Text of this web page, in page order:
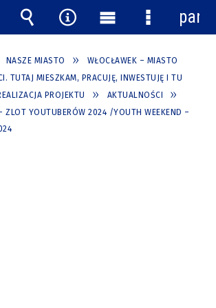
NASZE MIASTO
WŁOCŁAWEK – MIASTO
TUTAJ MIESZKAM, PRACUJĘ, INWESTUJĘ I TU
PROJEKTU
AKTUALNOŚCI
ZLOT YOUTUBERÓW 2024 /YOUTH WEEKEND –
Wyszukiwarka
Narzędzia
Menu
główne
Menu
panel